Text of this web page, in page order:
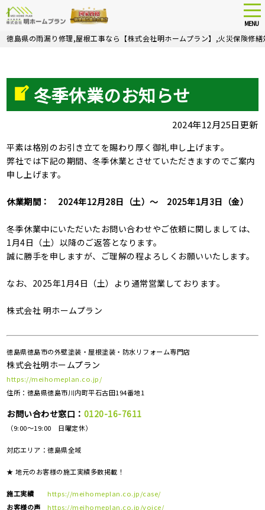
Skip
MENU
徳島県の雨漏り修理,屋根工事なら【株式会社明ホームプラン】,火災保険修繕
冬季休業のお知らせ
2024年12月25日更新
平素は格別のお引き立てを賜わり厚く御礼申し上げます。
弊社では下記の期間、冬季休業とさせていただきますのでご案内
申し上げます。
休業期間： 2024年12月28日（土）～ 2025年1月3日（金）
冬季休業中にいただいたお問い合わせやご依頼に関しましては、
1月4日（土）以降のご返答となります。
誠に勝手を申しますが、ご理解の程よろしくお願いいたします。
なお、2025年1月4日（土）より通常営業しております。
株式会社 明ホームプラン
徳島県徳島市の外壁塗装・屋根塗装・防水リフォーム専門店
株式会社明ホームプラン
https://meihomeplan.co.jp/
住所：徳島県徳島市川内町平石古田194番地1
お問い合わせ窓口： 0120-16-7611
（9:00～19:00 日曜定休）
対応エリア：徳島県全域
★ 地元のお客様の施工実績多数掲載！
施工実績
https://meihomeplan.co.jp/case/
お客様の声
https://meihomeplan.co.jp/voice/